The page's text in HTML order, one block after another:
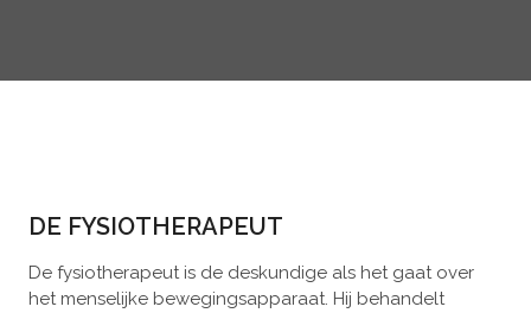
DE FYSIOTHERAPEUT
De fysiotherapeut is de deskundige als het gaat over
het menselijke bewegingsapparaat. Hij behandelt